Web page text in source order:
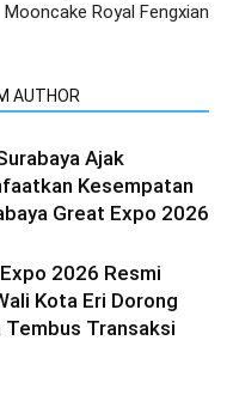
Mooncake Royal Fengxian
AUTHOR
Ajak
Kesempatan
Great Expo 2026
2026 Resmi
Kota Eri Dorong
Tembus Transaksi